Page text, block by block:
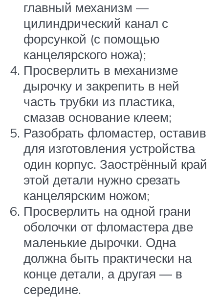
главный механизм —
цилиндрический канал с
форсункой (с помощью
канцелярского ножа);
Просверлить в механизме
дырочку и закрепить в ней
часть трубки из пластика,
смазав основание клеем;
Разобрать фломастер, оставив
для изготовления устройства
один корпус. Заострённый край
этой детали нужно срезать
канцелярским ножом;
Просверлить на одной грани
оболочки от фломастера две
маленькие дырочки. Одна
должна быть практически на
конце детали, а другая — в
середине.